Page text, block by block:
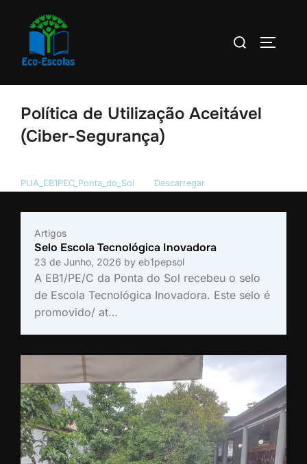
Política de Utilização Aceitável
(Ciber-Segurança)
PUA_EB1PEC_Ponta_do_Sol Descarregar
Artigos
Selo Escola Tecnológica Inovadora
23 de Junho, 2026 by eb1pepsol
A EB1/PE/C da Ponta do Sol recebeu o selo
de Escola Tecnológica Inovadora. Este selo é
promovido/ at…